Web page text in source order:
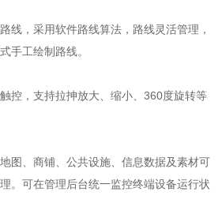
线，采用软件路线算法，路线灵活管理，
手工绘制路线。
控，支持拉抻放大、缩小、360度旋转等
图、商铺、公共设施、信息数据及素材可
。可在管理后台统一监控终端设备运行状